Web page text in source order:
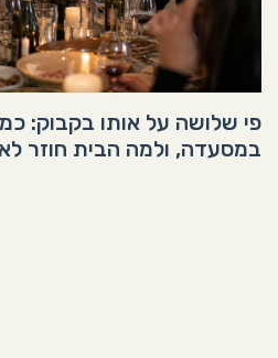
פי שלושה על אותו בקבוק:
במסעדה, ולמה הבית חוזר